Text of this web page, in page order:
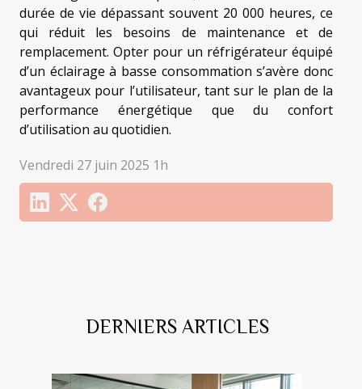
durée de vie dépassant souvent 20 000 heures, ce
qui réduit les besoins de maintenance et de
remplacement. Opter pour un réfrigérateur équipé
d’un éclairage à basse consommation s’avère donc
avantageux pour l’utilisateur, tant sur le plan de la
performance énergétique que du confort
d’utilisation au quotidien.
Vendredi 27 juin 2025 1h
DERNIERS ARTICLES